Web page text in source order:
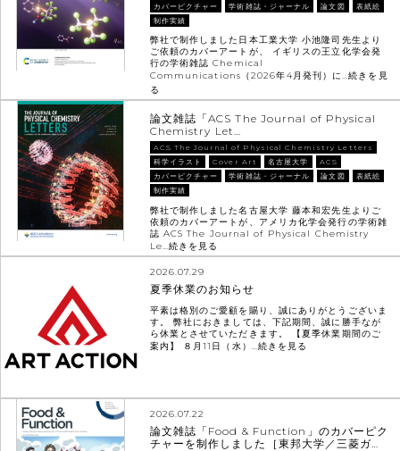
カバーピクチャー
学術雑誌・ジャーナル 論文図
表紙絵
制作実績
弊社で制作しました日本工業大学 小池隆司先生より
ご依頼のカバーアートが、 イギリスの王立化学会発
行の学術雑誌 Chemical
Communications（2026年4月発刊）に…続きを見
る
論文雑誌「ACS The Journal of Physical
Chemistry Let…
ACS The Journal of Physical Chemistry Letters
科学イラスト
Cover Art 名古屋大学
ACS
カバーピクチャー
学術雑誌・ジャーナル 論文図
表紙絵
制作実績
弊社で制作しました名古屋大学 藤本和宏先生よりご
依頼のカバーアートが、アメリカ化学会発行の学術雑
誌 ACS The Journal of Physical Chemistry
Le… 続きを見る
2026.07.29
夏季休業のお知らせ
平素は格別のご愛顧を賜り、誠にありがとうございま
す。 弊社におきましては、下記期間、誠に勝手なが
ら休業とさせていただきます。 【夏季休業期間のご
案内】 ８月11日（水）…続きを見る
2026.07.22
論文雑誌「Food & Function」のカバーピク
チャーを制作しました［東邦大学／三菱ガ…